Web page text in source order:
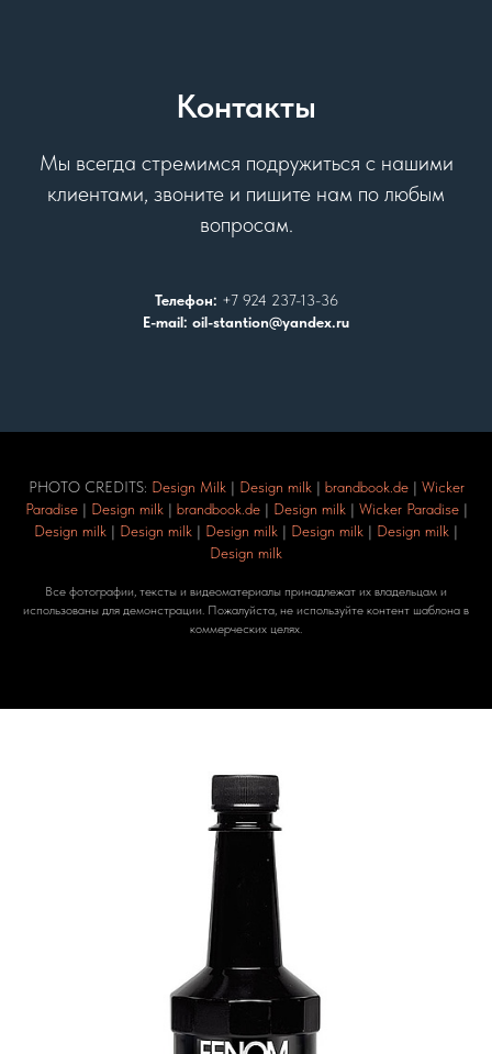
Контакты
Мы всегда стремимся подружиться с нашими
клиентами, звоните и пишите нам по любым
вопросам.
Телефон: +7 924 237-13-36
E-mail: oil-stantion@yandex.ru
PHOTO CREDITS: Design Milk | Design milk | brandbook.de| Wicker
Paradise| Design milk | brandbook.de| Design milk | Wicker Paradise|
Design milk | Design milk | Design milk | Design milk | Design milk |
Design milk
Все фотографии, тексты и видеоматериалы принадлежат их владельцам и
использованы для демонстрации. Пожалуйста, не используйте контент шаблона в
коммерческих целях.